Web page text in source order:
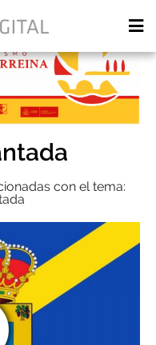
con el tema: